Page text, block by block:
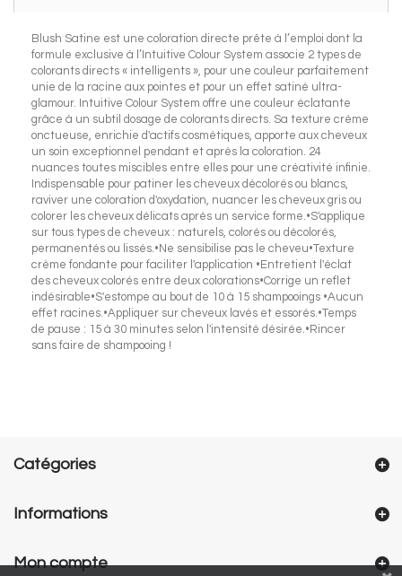
Blush Satine est une coloration directe prête à l’emploi dont la
formule exclusive à l’Intuitive Colour System associe 2 types de
colorants directs « intelligents », pour une couleur parfaitement
unie de la racine aux pointes et pour un effet satiné ultra-
glamour. Intuitive Colour System offre une couleur éclatante
grâce à un subtil dosage de colorants directs. Sa texture crème
onctueuse, enrichie d'actifs cosmétiques, apporte aux cheveux
un soin exceptionnel pendant et après la coloration. 24
nuances toutes miscibles entre elles pour une créativité infinie.
Indispensable pour patiner les cheveux décolorés ou blancs,
raviver une coloration d'oxydation, nuancer les cheveux gris ou
colorer les cheveux délicats après un service forme.•S'applique
sur tous types de cheveux : naturels, colorés ou décolorés,
permanentés ou lissés.•Ne sensibilise pas le cheveu•Texture
crème fondante pour faciliter l'application •Entretient l'éclat
des cheveux colorés entre deux colorations•Corrige un reflet
indésirable•S'estompe au bout de 10 à 15 shampooings •Aucun
effet racines.•Appliquer sur cheveux lavés et essorés.•Temps
de pause : 15 à 30 minutes selon l'intensité désirée.•Rincer
sans faire de shampooing !
Catégories
Informations
Mon compte